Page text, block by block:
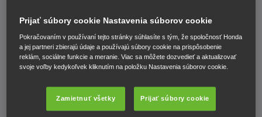
motor aj prevodovku s dôrazom na lepšie výkony v
·Prvýkrát sa na verejnosti predstavia modely
CRF1100L Africa Twin a CRF1100L Africa Twin
SC e: Concept je zhmotnením záväzku
Prijať súbory cookie Nastavenia súborov cookie
Pokračovaním v používaní tejto stránky súhlasíte s tým, že spoločnosť Honda
a jej partneri zbierajú údaje a používajú súbory cookie na prispôsobenie
reklám, sociálne funkcie a meranie. Viac sa môžete dozvedieť a aktualizovať
svoje voľby kedykoľvek kliknutím na položku Nastavenia súborov cookie.
Zamietnuť všetky Prijať súbory cookie